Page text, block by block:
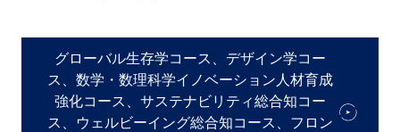
グローバル生存学コース、デザイン学コー
ス、数学・数理科学イノベーション人材育成
強化コース、サステナビリティ総合知コー
ス、ウェルビーイング総合知コース、フロン